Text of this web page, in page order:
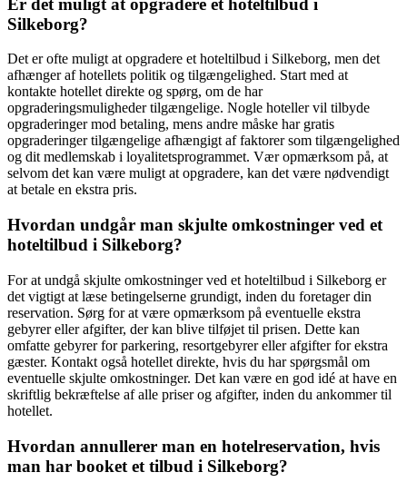
Er det muligt at opgradere et hoteltilbud i
Silkeborg?
Det er ofte muligt at opgradere et hoteltilbud i Silkeborg, men det
afhænger af hotellets politik og tilgængelighed. Start med at
kontakte hotellet direkte og spørg, om de har
opgraderingsmuligheder tilgængelige. Nogle hoteller vil tilbyde
opgraderinger mod betaling, mens andre måske har gratis
opgraderinger tilgængelige afhængigt af faktorer som tilgængelighed
og dit medlemskab i loyalitetsprogrammet. Vær opmærksom på, at
selvom det kan være muligt at opgradere, kan det være nødvendigt
at betale en ekstra pris.
Hvordan undgår man skjulte omkostninger ved et
hoteltilbud i Silkeborg?
For at undgå skjulte omkostninger ved et hoteltilbud i Silkeborg er
det vigtigt at læse betingelserne grundigt, inden du foretager din
reservation. Sørg for at være opmærksom på eventuelle ekstra
gebyrer eller afgifter, der kan blive tilføjet til prisen. Dette kan
omfatte gebyrer for parkering, resortgebyrer eller afgifter for ekstra
gæster. Kontakt også hotellet direkte, hvis du har spørgsmål om
eventuelle skjulte omkostninger. Det kan være en god idé at have en
skriftlig bekræftelse af alle priser og afgifter, inden du ankommer til
hotellet.
Hvordan annullerer man en hotelreservation, hvis
man har booket et tilbud i Silkeborg?